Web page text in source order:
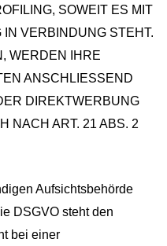
SOWEIT ES MIT
VERBINDUNG STEHT.
WERDEN IHRE
ANSCHLIESSEND
DIREKTWERBUNG
NACH ART. 21 ABS. 2
Aufsichts­behörde
DSGVO steht den
bei einer